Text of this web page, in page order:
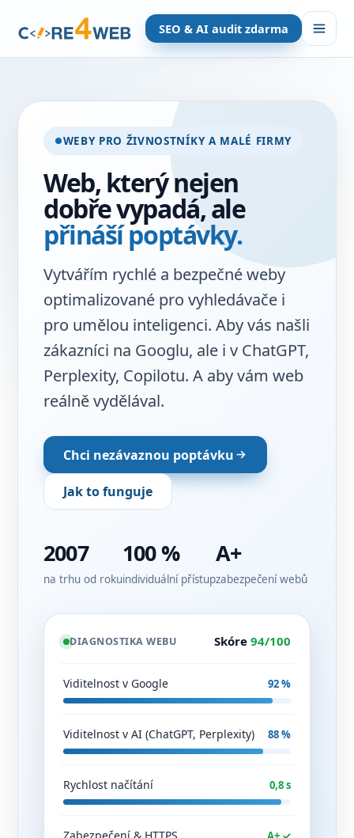
SEO & AI audit zdarma
WEBY PRO ŽIVNOSTNÍKY A MALÉ FIRMY
Web, který nejen
dobře vypadá, ale
přináší poptávky.
Vytvářím rychlé a bezpečné weby
optimalizované pro vyhledávače i
pro umělou inteligenci. Aby vás našli
zákazníci na Googlu, ale i v ChatGPT,
Perplexity, Copilotu. A aby vám web
reálně vydělával.
Chci nezávaznou poptávku
Jak to funguje
2007
na trhu od roku
100 %
individuální přístup
A+
zabezpečení webů
DIAGNOSTIKA WEBU Skóre 94/100
Viditelnost v Google 92 %
Viditelnost v AI (ChatGPT, Perplexity) 88 %
Rychlost načítání 0,8 s